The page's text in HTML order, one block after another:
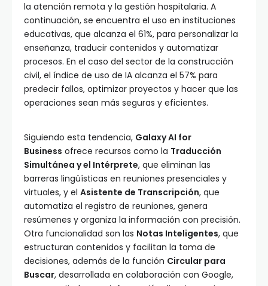
la atención remota y la gestión hospitalaria. A
continuación, se encuentra el uso en instituciones
educativas, que alcanza el 61%, para personalizar la
enseñanza, traducir contenidos y automatizar
procesos. En el caso del sector de la construcción
civil, el índice de uso de IA alcanza el 57% para
predecir fallos, optimizar proyectos y hacer que las
operaciones sean más seguras y eficientes.
Siguiendo esta tendencia, Galaxy AI for
Business ofrece recursos como la Traducción
Simultánea y el Intérprete, que eliminan las
barreras lingüísticas en reuniones presenciales y
virtuales, y el Asistente de Transcripción, que
automatiza el registro de reuniones, genera
resúmenes y organiza la información con precisión.
Otra funcionalidad son las Notas Inteligentes, que
estructuran contenidos y facilitan la toma de
decisiones, además de la función Circular para
Buscar, desarrollada en colaboración con Google,